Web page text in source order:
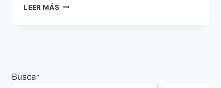
LEER MÁS 50
Buscar